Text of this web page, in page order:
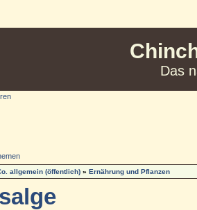
Das
allgemein (öffentlich)» Ernährung und Pflanzen